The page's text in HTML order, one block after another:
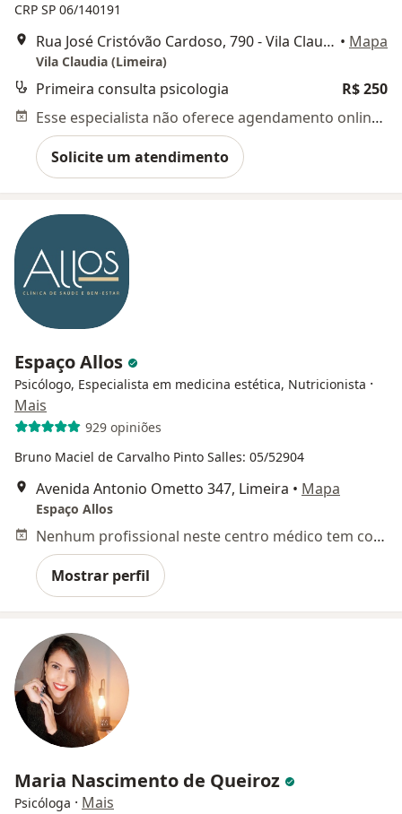
CRP SP 06/140191
Rua José Cristóvão Cardoso, 790 - Vila Claudia, Limeira, Limeira • Mapa
Vila Claudia (Limeira)
Primeira consulta psicologia
R$ 250
Esse especialista não oferece agendamento online para esse endereço.
Solicite um atendimento
Espaço Allos
Psicólogo, Especialista em medicina estética, Nutricionista ·
Mais
929 opiniões
Bruno Maciel de Carvalho Pinto Salles: 05/52904
Avenida Antonio Ometto 347, Limeira • Mapa
Espaço Allos
Nenhum profissional neste centro médico tem consultas disponíveis
Mostrar perfil
Maria Nascimento de Queiroz
Psicóloga · Mais